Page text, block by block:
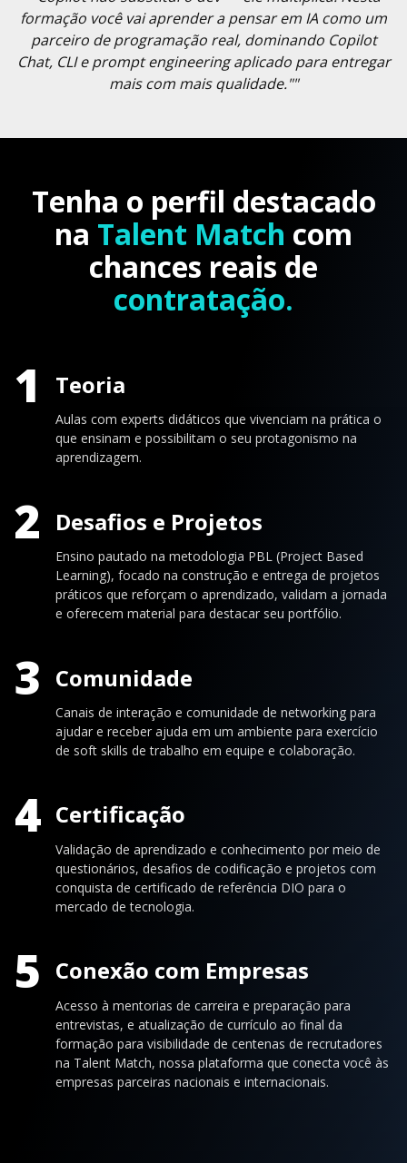
formação você vai aprender a pensar em IA como um
parceiro de programação real, dominando Copilot
Chat, CLI e prompt engineering aplicado para entregar
mais com mais qualidade.""
Tenha o perfil destacado
na Talent Match com
chances reais de
contratação.
1 Teoria
Aulas com experts didáticos que vivenciam na prática o
que ensinam e possibilitam o seu protagonismo na
aprendizagem.
2 Desafios e Projetos
Ensino pautado na metodologia PBL (Project Based
Learning), focado na construção e entrega de projetos
práticos que reforçam o aprendizado, validam a jornada
e oferecem material para destacar seu portfólio.
3 Comunidade
Canais de interação e comunidade de networking para
ajudar e receber ajuda em um ambiente para exercício
de soft skills de trabalho em equipe e colaboração.
4 Certificação
Validação de aprendizado e conhecimento por meio de
questionários, desafios de codificação e projetos com
conquista de certificado de referência DIO para o
mercado de tecnologia.
5 Conexão com Empresas
Acesso à mentorias de carreira e preparação para
entrevistas, e atualização de currículo ao final da
formação para visibilidade de centenas de recrutadores
na Talent Match, nossa plataforma que conecta você às
empresas parceiras nacionais e internacionais.